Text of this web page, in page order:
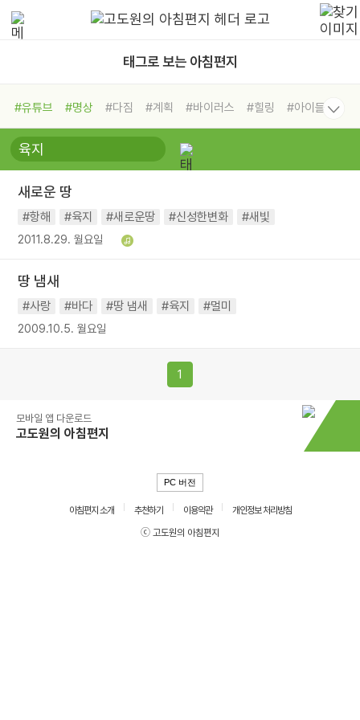
태그로 보는 아침편지
#유튜브 #명상 #다짐 #계획 #바이러스 #힐링
#아이들
#비전캠프
#독서캠프 #삶
#희망
#나눔 #친구 #링컨학교
#독서
#건강
새로운 땅
#항해 #육지 #새로운땅 #신성한변화 #새빛
2011.8.29. 월요일
땅 냄새
#사랑 #바다 #땅 냄새 #육지 #멀미
2009.10.5. 월요일
1
모바일 앱 다운로드
고도원의 아침편지
PC 버전
아침편지 소개 추천하기 이용약관
개인정보 처리방침
ⓒ 고도원의 아침편지